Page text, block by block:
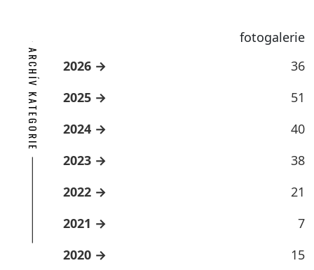
fotogalerie
ARCHÍV KATEGORIE 2026
36
2025
51
2024
40
2023
38
2022
21
2021
7
2020
15